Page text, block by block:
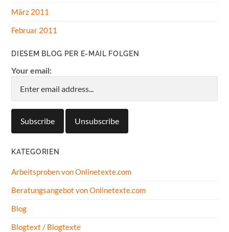
März 2011
Februar 2011
DIESEM BLOG PER E-MAIL FOLGEN
Your email:
KATEGORIEN
Arbeitsproben von Onlinetexte.com
Beratungsangebot von Onlinetexte.com
Blog
Blogtext / Blogtexte